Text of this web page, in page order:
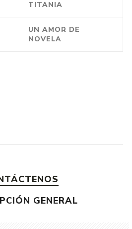
TITANIA
UN AMOR DE
NOVELA
GENERAL